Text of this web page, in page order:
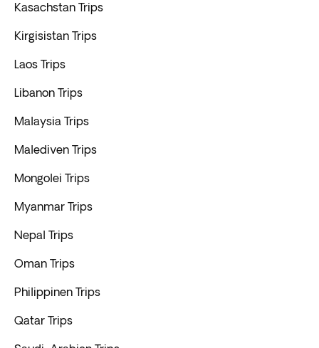
Kasachstan Trips
Kirgisistan Trips
Laos Trips
Libanon Trips
Malaysia Trips
Malediven Trips
Mongolei Trips
Myanmar Trips
Nepal Trips
Oman Trips
Philippinen Trips
Qatar Trips